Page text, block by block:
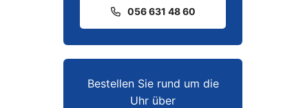
056 631 48 60
Bestellen Sie rund um die
Uhr über